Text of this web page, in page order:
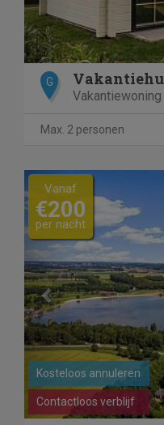
G
Vakantiewoning
Max. 2 personen
Previous
Contactloos verblijf
Kosteloos annuleren
Vanaf
€200
per nacht